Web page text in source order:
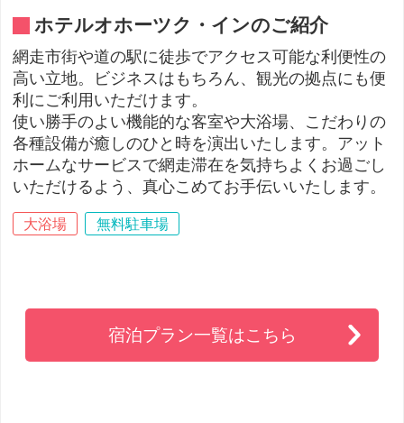
ホテルオホーツク・インのご紹介
網走市街や道の駅に徒歩でアクセス可能な利便性の
高い立地。ビジネスはもちろん、観光の拠点にも便
利にご利用いただけます。
使い勝手のよい機能的な客室や大浴場、こだわりの
各種設備が癒しのひと時を演出いたします。アット
ホームなサービスで網走滞在を気持ちよくお過ごし
いただけるよう、真心こめてお手伝いいたします。
大浴場 無料駐車場
宿泊プラン一覧はこちら